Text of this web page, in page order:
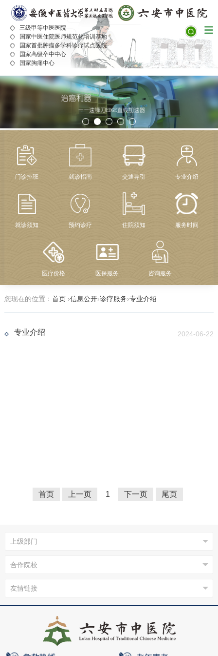
三级甲等中医医院
国家中医住院医师规范化培训基地
国家首批肿瘤多学科诊疗试点医院
国家高级卒中中心
国家胸痛中心
门诊排班 就诊指南 交通导引 专业介绍
就诊须知 预约诊疗 住院须知 服务时间
医疗价格 医保服务 咨询服务
您现在的位置： 首页 ›信息公开›诊疗服务›专业介绍
专业介绍 2024-06-22
首页 上一页 1 下一页 尾页